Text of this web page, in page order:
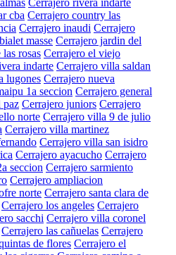
Cerrajero rivera indarte
cba Cerrajero country las
Cerrajero inaudi Cerrajero
masse Cerrajero jardin del
rosas Cerrajero el viejo
indarte Cerrajero villa saldan
lugones Cerrajero nueva
1a seccion Cerrajero general
paz Cerrajero juniors Cerrajero
norte Cerrajero villa 9 de julio
Cerrajero villa martinez
Cerrajero villa san isidro
Cerrajero ayacucho Cerrajero
seccion Cerrajero sarmiento
Cerrajero ampliacion
norte Cerrajero santa clara de
Cerrajero los angeles Cerrajero
sacchi Cerrajero villa coronel
Cerrajero las cañuelas Cerrajero
de flores Cerrajero el